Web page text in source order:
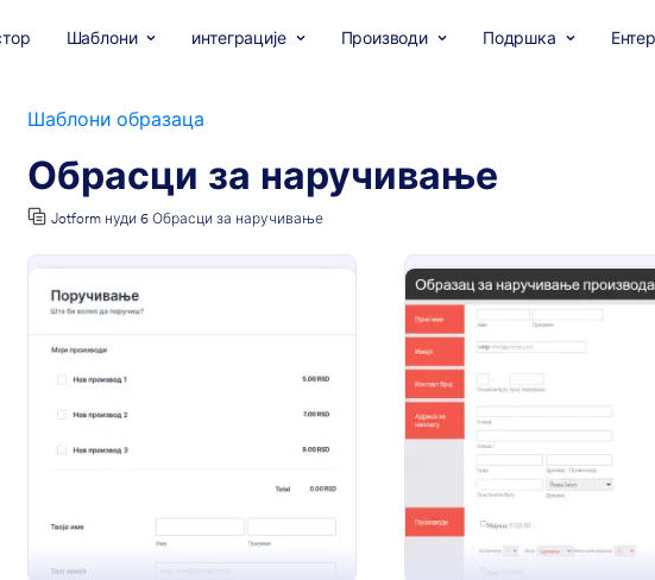
Шаблони интеграције Производи Подршка
Шаблони образаца
Обрасци за наручивање
Jotform нуди 6 Обрасци за наручивање
: Образац за поручивање производа :